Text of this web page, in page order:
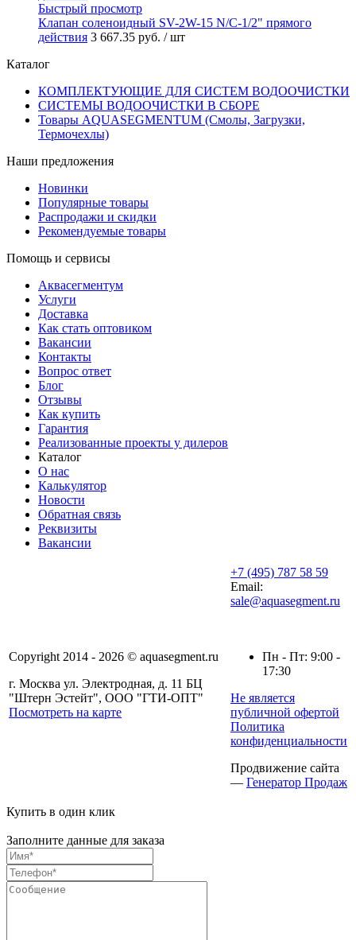
Быстрый просмотр
Клапан соленоидный SV-2W-15 N/C-1/2" прямого
действия 3 667.35 руб. / шт
Каталог
КОМПЛЕКТУЮЩИЕ ДЛЯ СИСТЕМ ВОДООЧИСТКИ
СИСТЕМЫ ВОДООЧИСТКИ В СБОРЕ
Товары AQUASEGMENTUM (Смолы, Загрузки,
Термочехлы)
Наши предложения
Новинки
Популярные товары
Распродажи и скидки
Рекомендуемые товары
Помощь и сервисы
Аквасегментум
Услуги
Доставка
Как стать оптовиком
Вакансии
Контакты
Вопрос ответ
Блог
Отзывы
Как купить
Гарантия
Реализованные проекты у дилеров
Каталог
О нас
Калькулятор
Новости
Обратная связь
Реквизиты
Вакансии
Copyright 2014 - 2026 © aquasegment.ru
г. Москва ул. Электродная, д. 11 БЦ
"Штерн Эстейт", ООО "ГТИ-ОПТ"
Посмотреть на карте
+7 (495) 787 58 59
Email:
sale@aquasegment.ru
Пн - Пт: 9:00 -
17:30
Не является
публичной офертой
Политика
конфиденциальности
Продвижение сайта
— Генератор Продаж
Купить в один клик
Заполните данные для заказа